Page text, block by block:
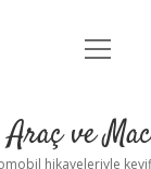
Anasayfa
Yasal Uyarı
menüyü
Araç ve
hikayeleriyle